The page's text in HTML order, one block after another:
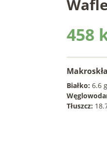
458
Białko: 6.6 g
Tłuszcz: